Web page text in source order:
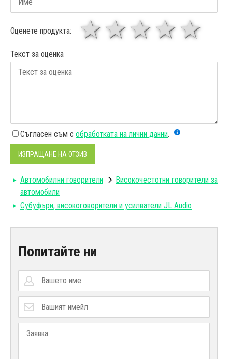
Оценете продукта: 4
3
звезди
1 звезда
Текст за оценка
Съгласен съм с обработката на лични данни.
ИЗПРАЩАНЕ НА ОТЗИВ
Автомобилни говорители
Високочестотни говорители за
автомобили
Субуфъри, високоговорители и усилватели JL Audio
Попитайте ни